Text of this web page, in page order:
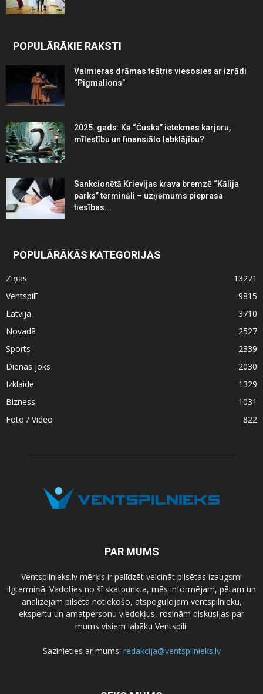
POPULĀRĀKIE RAKSTI
Valmieras drāmas teātris viesosies ar izrādi
“Pigmalions”
2025. gads: Kā “Čūska” ietekmēs karjeru,
mīlestību un finansiālo labklājību?
Sankcionētā Krievijas krava bremzē “Kālija
parks” termināli – uzņēmums pieprasa
tiesības...
POPULĀRĀKĀS KATEGORIJAS
Ziņas
13271
Ventspilī
9815
Latvijā
3710
Novadā
2527
Sports
2339
Dienas joks
2030
Izklaide
1329
Bizness
1031
Foto / Video
822
PAR MUMS
Ventspilnieks.lv mērķis ir palīdzēt veicināt pilsētas izaugsmi
ilgtermiņā. Vadoties no šī skatpunkta, mēs informējam, pētam un
analizējam pilsētā notiekošo, atspoguļojam ventspilnieku,
ekspertu un amatpersonu viedokļus, rosinām diskusijas par
mums visiem labāku Ventspili.
Sazinieties ar mums: redakcija@ventspilnieks.lv